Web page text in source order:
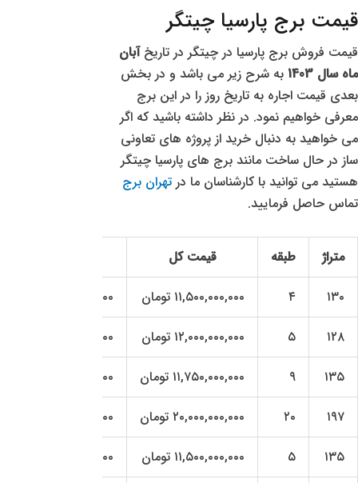
قیمت برج پارسیا چیتگر
قیمت فروش برج پارسیا در چیتگر در تاریخآبان
ماه سال 1403
به شرح زیر می باشد و در بخش
بعدی قیمت اجاره به تاریخ روز را در این برج
معرفی خواهیم نمود. در نظر داشته باشید که اگر
می خواهید به دنبال خرید از پروژه های تعاونی
ساز در حال ساخت مانند برج های پارسیا چیتگر
هستید می توانید با کارشناسان ما در تهران برج
تماس حاصل فرمایید.
متراژ طبقه قیمت کل
۱۳۰
۴ ۱۱,۵۰۰,۰۰۰,۰۰۰ تومان
۸۹,۴۶۱,۰۰۰ تومان
۱۲۸
۵ ۱۲,۰۰۰,۰۰۰,۰۰۰ تومان
۹۴,۷۵۰,۰۰۰ تومان
۱۳۵
۹ ۱۱,۷۵۰,۰۰۰,۰۰۰ تومان
۸۸,۰۳۷,۰۰۰ تومان
۱۹۷
۲۰ ۲۰,۰۰۰,۰۰۰,۰۰۰ تومان
۱۰۱,۵۲۲,۰۰۰ تومان
۱۳۵
۵ ۱۱,۵۰۰,۰۰۰,۰۰۰ تومان
۸۶,۱۸۵,۰۰۰ تومان